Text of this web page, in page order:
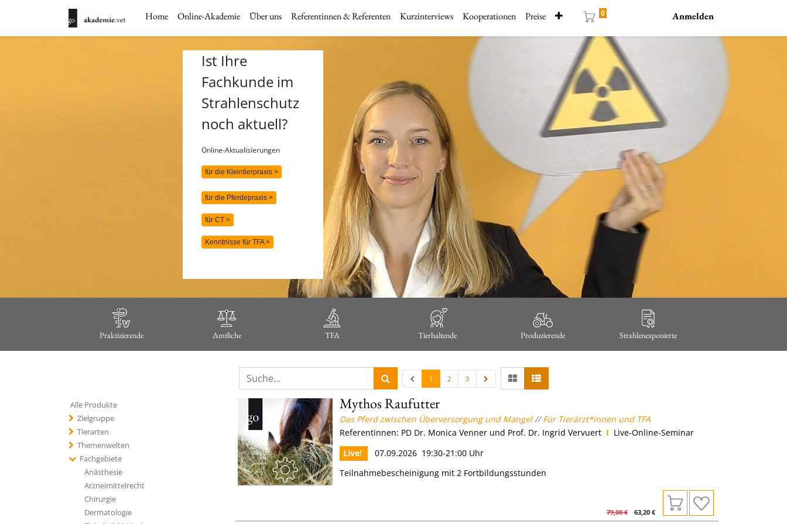
Home Online-Akademie Über uns Referentinnen & Referenten Kurzinterviews Kooperationen Preise 0 Anmelden
Ist Ihre
Fachkunde im
Strahlenschutz
noch aktuell?
Online-Aktualisierungen
für die Kleintierpraxis >
für die Pferdepraxis >
für CT >
Kenntnisse für TFA >
Praktizierende Amtliche TFA Tierhaltende Produzierende Strahlenexponierte
1 2 3
Alle Produkte
Zielgruppe
Tierarten
Themenwelten
Fachgebiete
Anästhesie
Arzneimittelrecht
Chirurgie
Dermatologie
Mythos Raufutter
Das Pferd zwischen Überversorgung und Mangel//Für Tierärzt*innen und TFA
Referentinnen: PD Dr. Monica Venner und Prof. Dr. Ingrid Vervuert I Live-Online-Seminar
Live!
07.09.2026 19:30-21:00 Uhr
Teilnahmebescheinigung mit 2 Fortbildungsstunden
79,00€ 63,20€